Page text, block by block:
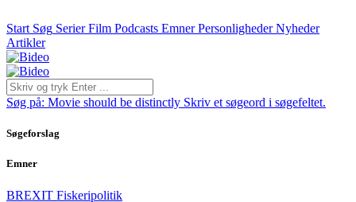
Start Søg Serier Film Podcasts Emner Personligheder Nyheder
Artikler
Søg på: Movie should be distinctly Skriv et søgeord i søgefeltet.
Søgeforslag
Emner
BREXIT Fiskeripolitik